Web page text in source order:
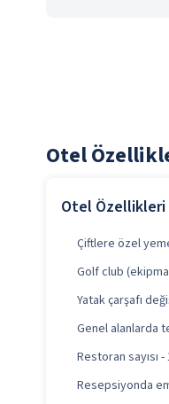
Otel
Otel Özellikleri
Çiftlere özel
Golf club
Yatak çarşafı
Genel alanlarda
Restoran sayısı -
Resepsiyonda